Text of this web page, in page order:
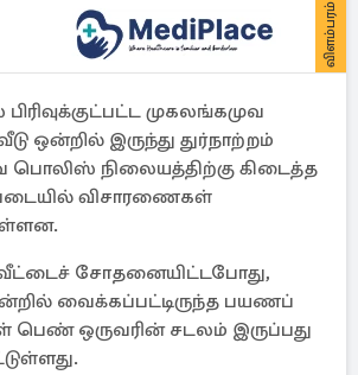
விளம்பரம்
முகலங்கமுவ
ஒன்றில் இருந்து துர்நாற்றம்
பொலிஸ் நிலையத்திற்கு கிடைத்த
விசாரணைகள்
சோதனையிட்டபோது,
வைக்கப்பட்டிருந்த பயணப்
ஒருவரின் சடலம் இருப்பது